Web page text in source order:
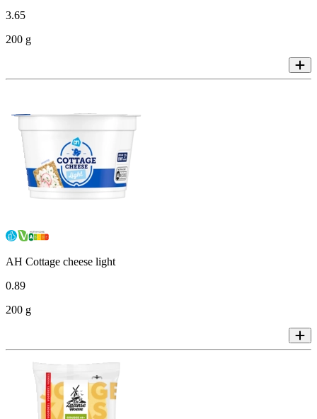
3.65
200 g
AH Cottage cheese light
0.89
200 g